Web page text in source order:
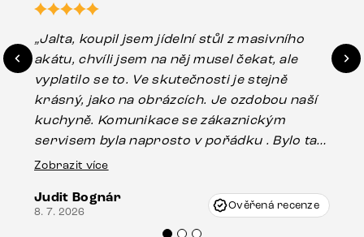
„Jalta, koupil jsem jídelní stůl z masivního
akátu, chvíli jsem na něj musel čekat, ale
vyplatilo se to. Ve skutečnosti je stejně
krásný, jako na obrázcích. Je ozdobou naší
kuchyně. Komunikace se zákaznickým
servisem byla naprosto v pořádku . Bylo tam
drobné poškození u nohy stolu, které mohlo
Vincze mi velmi korektně vyšli vstříc.
Doporučuji produkty Delife všem.“
Zobrazit více
Judit Bognár
8. 7. 2026 Ověřená recenze